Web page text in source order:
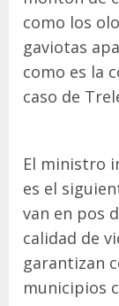
como los
gaviotas
como es la
caso de
El ministro
es el
van en pos
calidad de
garantizan
municipios